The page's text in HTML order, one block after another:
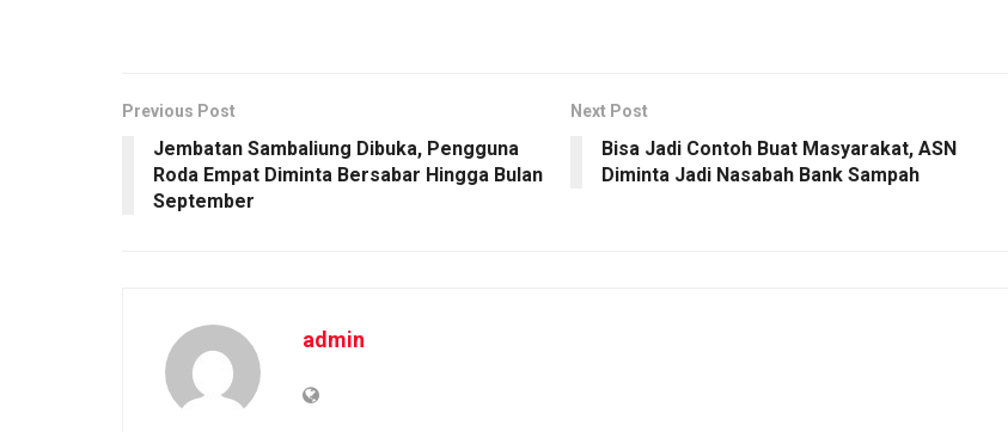
Previous Post
Jembatan Sambaliung Dibuka, Pengguna
Roda Empat Diminta Bersabar Hingga Bulan
September
Next Post
Bisa Jadi Contoh Buat Masyarakat, ASN
Diminta Jadi Nasabah Bank Sampah
admin